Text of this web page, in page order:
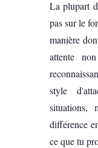
La plupart
pas sur le
manière
attente
style
différence
ce que tu